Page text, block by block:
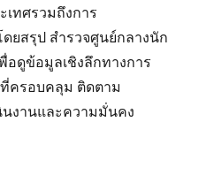
เทศรวมถึงการ
ยสรุป สำรวจศูนย์กลางนัก
อดูข้อมูลเชิงลึกทางการ
ที่ครอบคลุม ติดตาม
นงานและความมั่นคง